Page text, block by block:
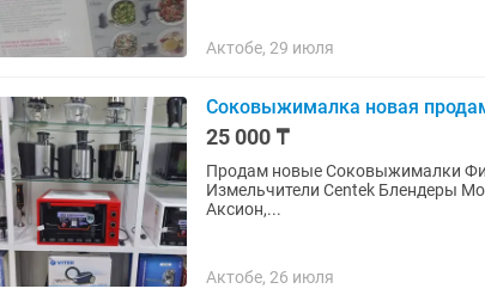
Актобе, 29 июля
Соковыжималка новая
25 000 ₸
Продам новые Соковыжималки Фирмы Galaxy, Bbk, Dausher. Гарантия качество В продаже
Измельчители Centek Блендеры
Аксион,...
Актобе, 26 июля